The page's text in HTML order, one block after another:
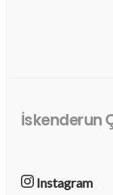
İskenderun
Instagram